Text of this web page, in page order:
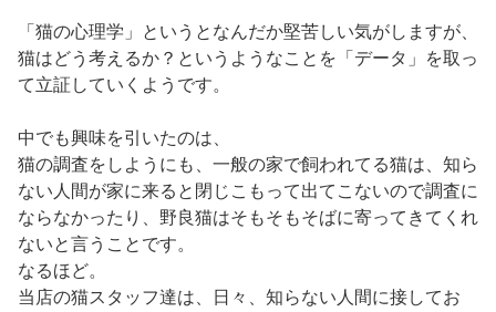
「猫の心理学」というとなんだか堅苦しい気がしますが、
猫はどう考えるか？というようなことを「データ」を取っ
て立証していくようです。
中でも興味を引いたのは、
猫の調査をしようにも、一般の家で飼われてる猫は、知ら
ない人間が家に来ると閉じこもって出てこないので調査に
ならなかったり、野良猫はそもそもそばに寄ってきてくれ
ないと言うことです。
なるほど。
当店の猫スタッフ達は、日々、知らない人間に接してお